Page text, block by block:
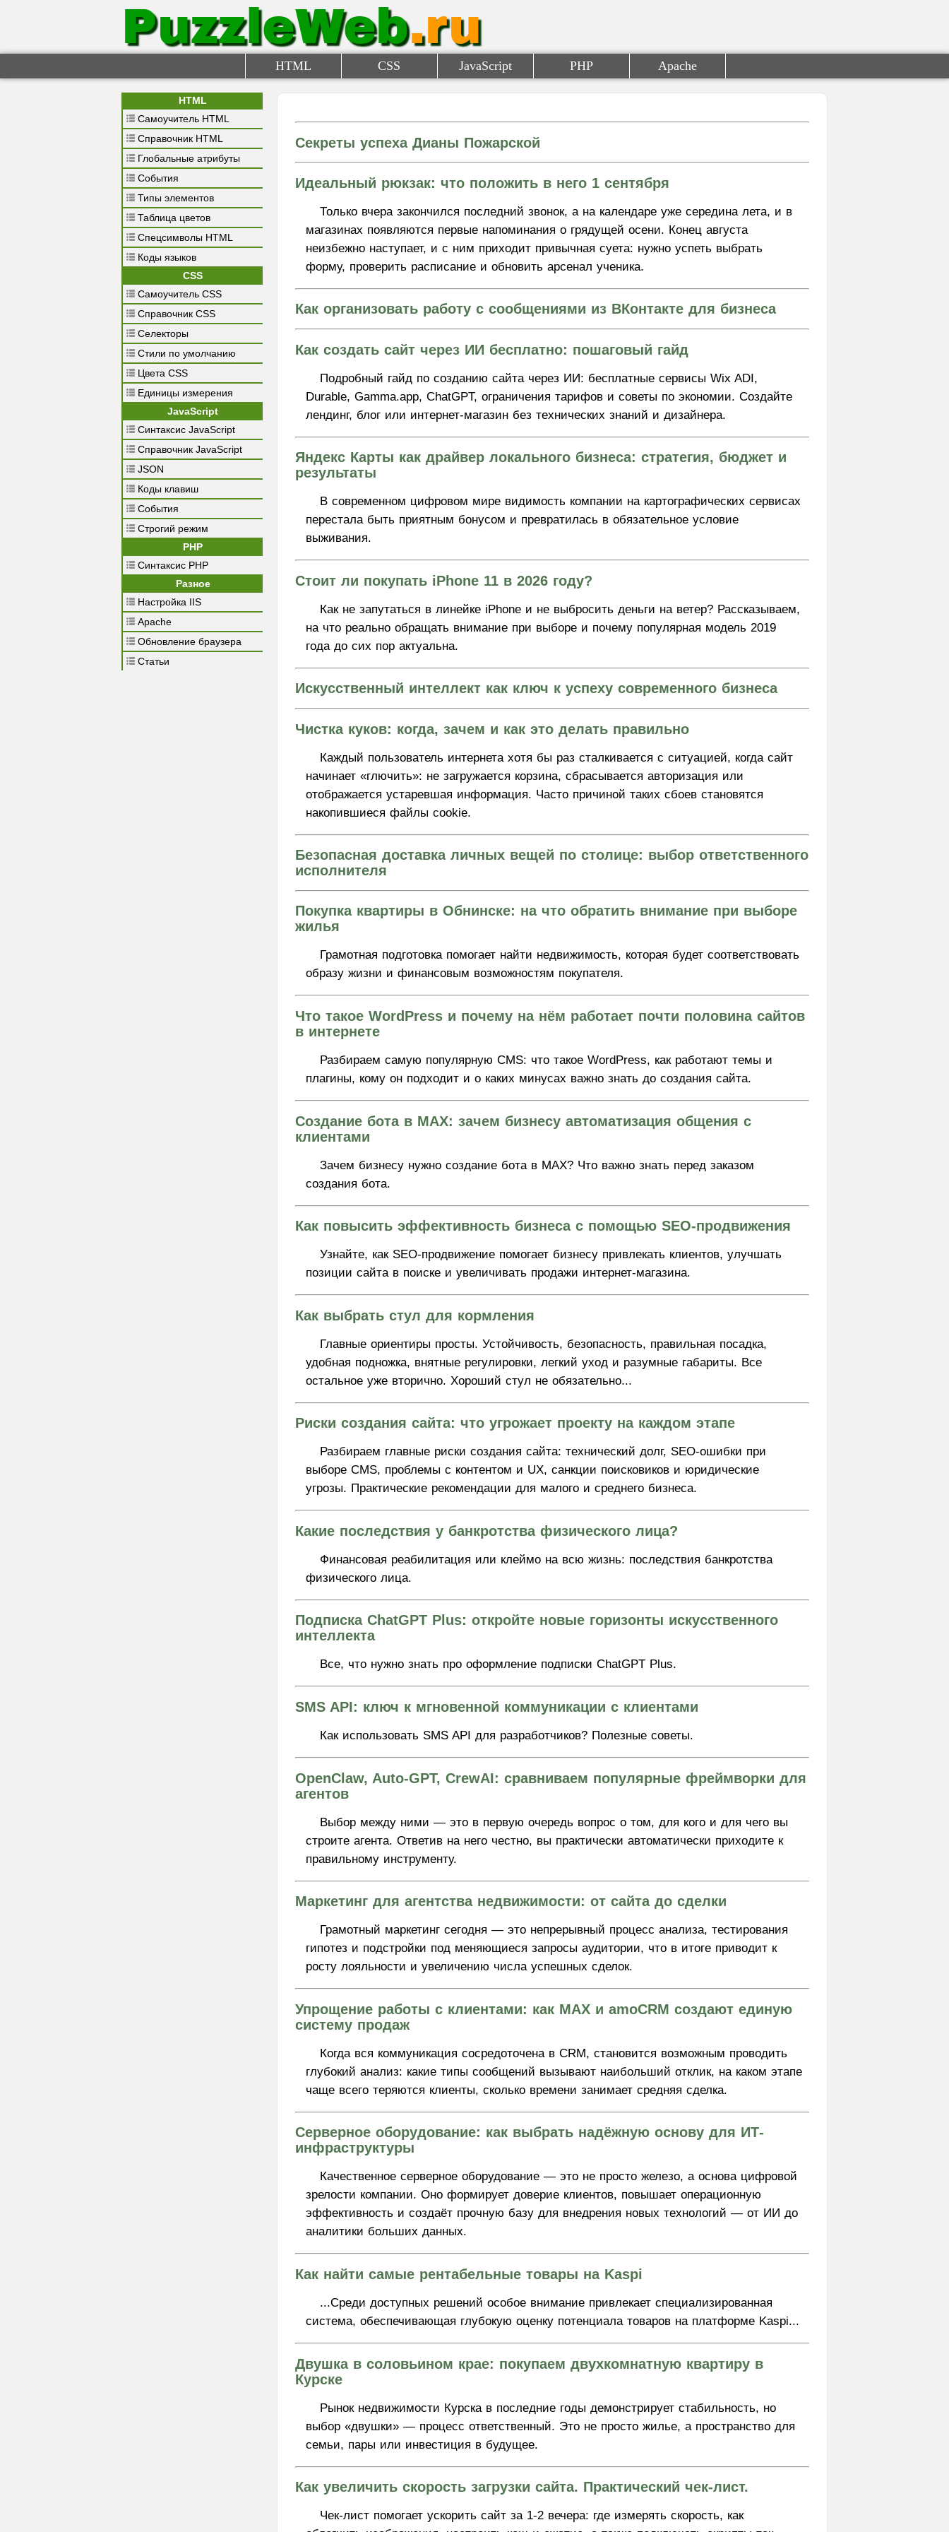
PuzzleWeb.ru
HTML CSS JavaScript PHP Apache
HTML
Самоучитель HTML
Справочник HTML
Глобальные атрибуты
События
Типы элементов
Таблица цветов
Спецсимволы HTML
Коды языков
CSS
Самоучитель CSS
Справочник CSS
Селекторы
Стили по умолчанию
Цвета CSS
Единицы измерения
JavaScript
Синтаксис JavaScript
Справочник JavaScript
JSON
Коды клавиш
События
Строгий режим
PHP
Синтаксис PHP
Разное
Настройка IIS
Apache
Обновление браузера
Статьи
Секреты успеха Дианы Пожарской
Идеальный рюкзак: что положить в него 1 сентября
Только вчера закончился последний звонок, а на календаре уже середина лета, и в
магазинах появляются первые напоминания о грядущей осени. Конец августа
неизбежно наступает, и с ним приходит привычная суета: нужно успеть выбрать
форму, проверить расписание и обновить арсенал ученика.
Как организовать работу с сообщениями из ВКонтакте для бизнеса
Как создать сайт через ИИ бесплатно: пошаговый гайд
Подробный гайд по созданию сайта через ИИ: бесплатные сервисы Wix ADI,
Durable, Gamma.app, ChatGPT, ограничения тарифов и советы по экономии. Создайте
лендинг, блог или интернет-магазин без технических знаний и дизайнера.
Яндекс Карты как драйвер локального бизнеса: стратегия, бюджет и
результаты
В современном цифровом мире видимость компании на картографических сервисах
перестала быть приятным бонусом и превратилась в обязательное условие
выживания.
Стоит ли покупать iPhone 11 в 2026 году?
Как не запутаться в линейке iPhone и не выбросить деньги на ветер? Рассказываем,
на что реально обращать внимание при выборе и почему популярная модель 2019
года до сих пор актуальна.
Искусственный интеллект как ключ к успеху современного бизнеса
Чистка куков: когда, зачем и как это делать правильно
Каждый пользователь интернета хотя бы раз сталкивается с ситуацией, когда сайт
начинает «глючить»: не загружается корзина, сбрасывается авторизация или
отображается устаревшая информация. Часто причиной таких сбоев становятся
накопившиеся файлы cookie.
Безопасная доставка личных вещей по столице: выбор ответственного
исполнителя
Покупка квартиры в Обнинске: на что обратить внимание при выборе
жилья
Грамотная подготовка помогает найти недвижимость, которая будет соответствовать
образу жизни и финансовым возможностям покупателя.
Что такое WordPress и почему на нём работает почти половина сайтов
в интернете
Разбираем самую популярную CMS: что такое WordPress, как работают темы и
плагины, кому он подходит и о каких минусах важно знать до создания сайта.
Создание бота в MAX: зачем бизнесу автоматизация общения с
клиентами
Зачем бизнесу нужно создание бота в MAX? Что важно знать перед заказом
создания бота.
Как повысить эффективность бизнеса с помощью SEO-продвижения
Узнайте, как SEO-продвижение помогает бизнесу привлекать клиентов, улучшать
позиции сайта в поиске и увеличивать продажи интернет-магазина.
Как выбрать стул для кормления
Главные ориентиры просты. Устойчивость, безопасность, правильная посадка,
удобная подножка, внятные регулировки, легкий уход и разумные габариты. Все
остальное уже вторично. Хороший стул не обязательно...
Риски создания сайта: что угрожает проекту на каждом этапе
Разбираем главные риски создания сайта: технический долг, SEO-ошибки при
выборе CMS, проблемы с контентом и UX, санкции поисковиков и юридические
угрозы. Практические рекомендации для малого и среднего бизнеса.
Какие последствия у банкротства физического лица?
Финансовая реабилитация или клеймо на всю жизнь: последствия банкротства
физического лица.
Подписка ChatGPT Plus: откройте новые горизонты искусственного
интеллекта
Все, что нужно знать про оформление подписки ChatGPT Plus.
SMS API: ключ к мгновенной коммуникации с клиентами
Как использовать SMS API для разработчиков? Полезные советы.
OpenClaw, Auto-GPT, CrewAI: сравниваем популярные фреймворки для
агентов
Выбор между ними — это в первую очередь вопрос о том, для кого и для чего вы
строите агента. Ответив на него честно, вы практически автоматически приходите к
правильному инструменту.
Маркетинг для агентства недвижимости: от сайта до сделки
Грамотный маркетинг сегодня — это непрерывный процесс анализа, тестирования
гипотез и подстройки под меняющиеся запросы аудитории, что в итоге приводит к
росту лояльности и увеличению числа успешных сделок.
Упрощение работы с клиентами: как MAX и amoCRM создают единую
систему продаж
Когда вся коммуникация сосредоточена в CRM, становится возможным проводить
глубокий анализ: какие типы сообщений вызывают наибольший отклик, на каком этапе
чаще всего теряются клиенты, сколько времени занимает средняя сделка.
Серверное оборудование: как выбрать надёжную основу для ИТ-
инфраструктуры
Качественное серверное оборудование — это не просто железо, а основа цифровой
зрелости компании. Оно формирует доверие клиентов, повышает операционную
эффективность и создаёт прочную базу для внедрения новых технологий — от ИИ до
аналитики больших данных.
Как найти самые рентабельные товары на Kaspi
...Среди доступных решений особое внимание привлекает специализированная
система, обеспечивающая глубокую оценку потенциала товаров на платформе Kaspi...
Двушка в соловьином крае: покупаем двухкомнатную квартиру в
Курске
Рынок недвижимости Курска в последние годы демонстрирует стабильность, но
выбор «двушки» — процесс ответственный. Это не просто жилье, а пространство для
семьи, пары или инвестиция в будущее.
Как увеличить скорость загрузки сайта. Практический чек‑лист.
Чек-лист помогает ускорить сайт за 1-2 вечера: где измерять скорость, как